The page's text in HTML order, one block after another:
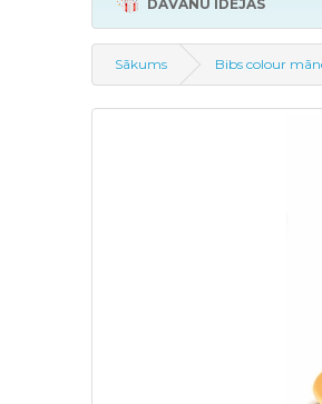
DĀVANU IDEJAS
Sākums Bibs colour